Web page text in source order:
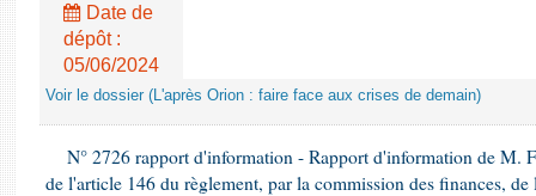
Date de
dépôt :
05/06/2024
Voir le dossier (L'après Orion : faire face aux crises de demain)
N° 2726 rapport d'information - Rapport d'information de M.
de l'article 146 du règlement, par la commission des finances,